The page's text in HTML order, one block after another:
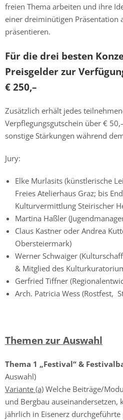
freien Thema arbeiten und ihre
einer dreiminütigen Präsentation
präsentieren.
Für die drei besten
Preisgelder zur
€ 250,–
Zusätzlich erhält jedes
Verpflegungsgutschein über €
sonstige Stärkungen während
Jury:
Elke Murlasits (künstlerische
Freies Atelierhaus Graz; bis
Kulturvermittlung Steirischer
Martina Haßler
Claus Kastner oder Andrea
Obersteiermark)
Werner Schwaiger
& Mitglied des
Gerfried Tiffner
Arch. Patricia Wess (Rostfest,
Themen zur Auswahl
Thema 1 „Festival“ &
Auswahl)
Variante (a) Welche Beiträge/
und Bergbau
jährlich in Eisenerz durchgeführte